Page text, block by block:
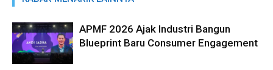
APMF 2026 Ajak Industri Bangun
Blueprint Baru Consumer Engagement